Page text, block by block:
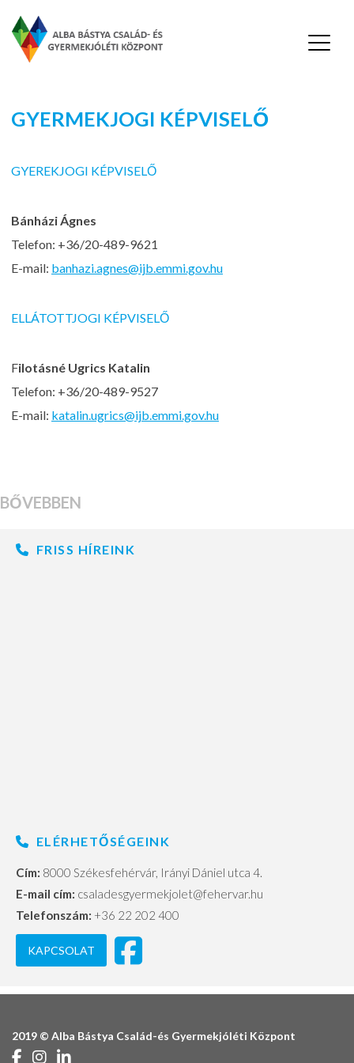
GYERMEKJOGI KÉPVISELŐ
GYEREKJOGI KÉPVISELŐ
Bánházi Ágnes
Telefon: +36/20-489-9621
E-mail: banhazi.agnes@ijb.emmi.gov.hu
ELLÁTOTTJOGI KÉPVISELŐ
Filotásné Ugrics Katalin
Telefon: +36/20-489-9527
E-mail: katalin.ugrics@ijb.emmi.gov.hu
BŐVEBBEN
FRISS HÍREINK
ELÉRHETŐSÉGEINK
Cím: 8000 Székesfehérvár, Irányi Dániel utca 4.
E-mail cím: csaladesgyermekjolet@fehervar.hu
Telefonszám: +36 22 202 400
KAPCSOLAT
2019 © Alba Bástya Család-és Gyermekjóléti Központ